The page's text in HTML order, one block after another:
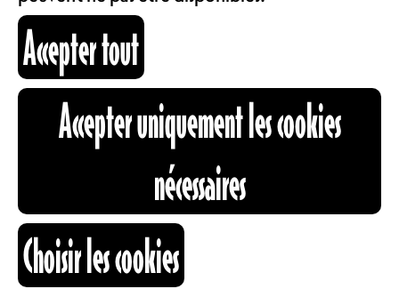
ABOS & TARIFS
INFORMATIONS
CARTOGRAPHIE
RECHERCHE
https://fri-archi.ch/
https://www.instagram.com/
https://www.facebook.com/FAFribourg
HORAIRES
07.04.2026
OUVERTURE
Accepter tout
Accepter uniquement les cookies
nécessaires
Choisir les cookies